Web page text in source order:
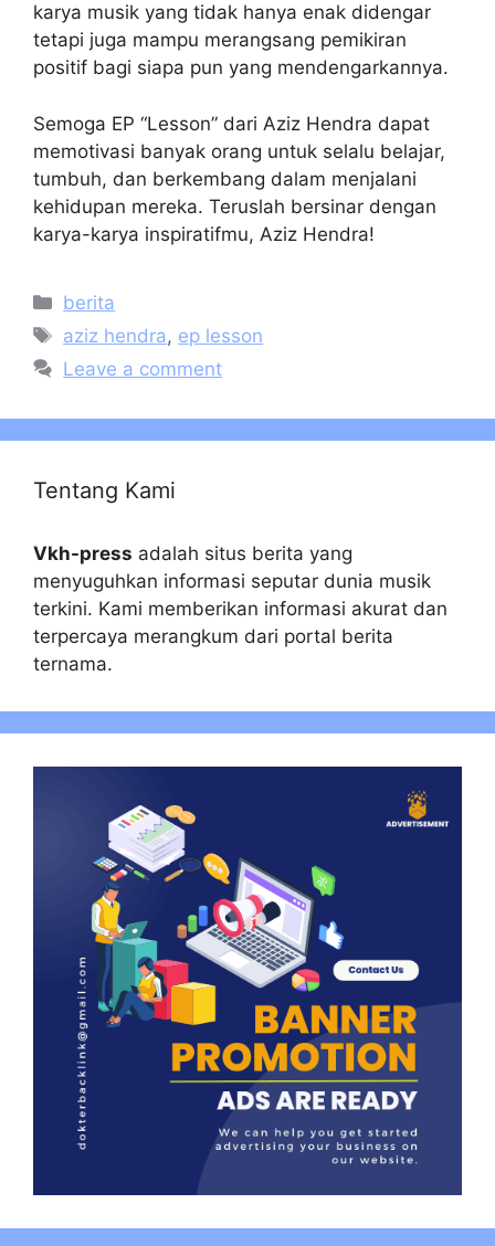
karya musik yang tidak hanya enak didengar
tetapi juga mampu merangsang pemikiran
positif bagi siapa pun yang mendengarkannya.
Semoga EP “Lesson” dari Aziz Hendra dapat
memotivasi banyak orang untuk selalu belajar,
tumbuh, dan berkembang dalam menjalani
kehidupan mereka. Teruslah bersinar dengan
karya-karya inspiratifmu, Aziz Hendra!
Categories
berita
Tags
aziz hendra, ep lesson
Leave a comment
Tentang Kami
Vkh-press adalah situs berita yang
menyuguhkan informasi seputar dunia musik
terkini. Kami memberikan informasi akurat dan
terpercaya merangkum dari portal berita
ternama.